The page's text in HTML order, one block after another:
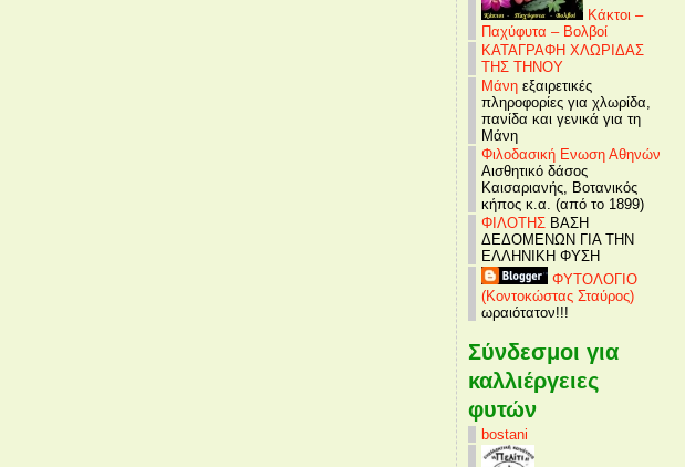
Κάκτοι –
Παχύφυτα – Βολβοί
ΚΑΤΑΓΡΑΦΗ ΧΛΩΡΙΔΑΣ
ΤΗΣ ΤΗΝΟΥ
Μάνηεξαιρετικές
πληροφορίες για χλωρίδα,
πανίδα και γενικά για τη
Μάνη
Φιλοδασική Ενωση Αθηνών
Αισθητικό δάσος
Καισαριανής, Βοτανικός
κήπος κ.α. (από το 1899)
ΦΙΛΟΤΗΣΒΑΣΗ
ΔΕΔΟΜΕΝΩΝ ΓΙΑ ΤΗΝ
ΕΛΛΗΝΙΚΗ ΦΥΣΗ
ΦΥΤΟΛΟΓΙΟ
(Κοντοκώστας Σταύρος)
ωραιότατον!!!
Σύνδεσμοι για
καλλιέργειες
φυτών
bostani